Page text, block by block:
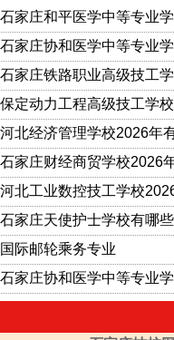
石家庄和平医学中等专业
石家庄协和医学中等专业
石家庄铁路职业高级技工
保定动力工程高级技工学
河北经济管理学校2026年
石家庄财经商贸学校2026
河北工业数控技工学校
石家庄天使护士学校有哪
国际邮轮乘务专业
石家庄协和医学中等专业